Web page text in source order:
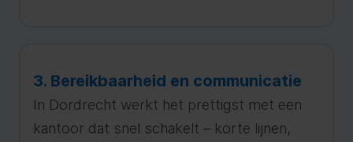
3. Bereikbaarheid en communicatie
In Dordrecht werkt het prettigst met een
kantoor dat snel schakelt – korte lijnen,